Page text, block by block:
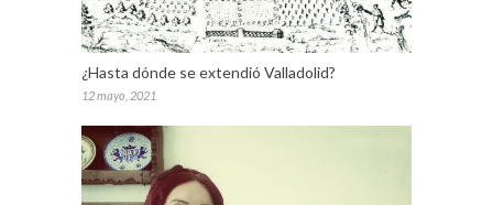
¿Hasta dónde se extendió Valladolid?
12 mayo, 2021